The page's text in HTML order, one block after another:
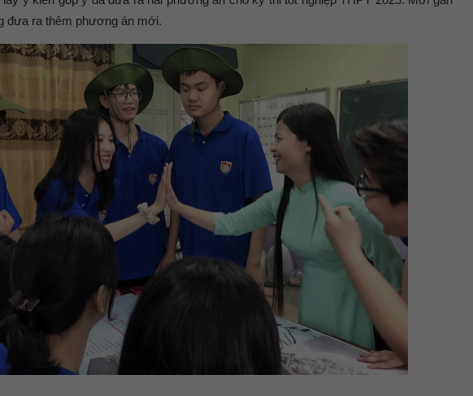
đưa ra thêm phương án mới.